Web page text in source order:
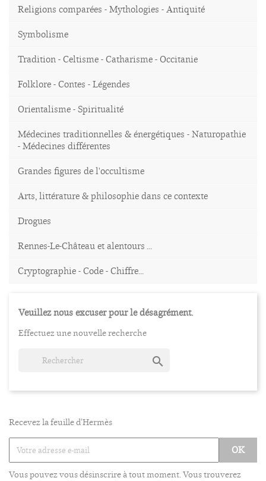
Religions comparées - Mythologies - Antiquité
Symbolisme
Tradition - Celtisme - Catharisme - Occitanie
Folklore - Contes - Légendes
Orientalisme - Spiritualité
Médecines traditionnelles & énergétiques - Naturopathie
- Médecines différentes
Grandes figures de l'occultisme
Arts, littérature & philosophie dans ce contexte
Drogues
Rennes-Le-Château et alentours ...
Cryptographie - Code - Chiffre...
Veuillez nous excuser pour le désagrément.
Effectuez une nouvelle recherche

Recevez la feuille d'Hermès
Vous pouvez vous désinscrire à tout moment. Vous trouverez